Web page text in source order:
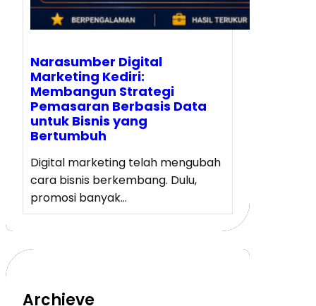
Narasumber Digital
Marketing Kediri:
Membangun Strategi
Pemasaran Berbasis Data
untuk Bisnis yang
Bertumbuh
Digital marketing telah mengubah
cara bisnis berkembang. Dulu,
promosi banyak…
Archieve